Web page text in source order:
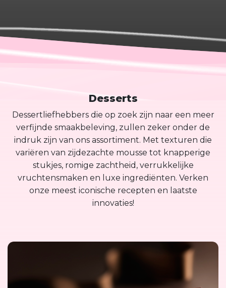
Desserts
Dessertliefhebbers die op zoek zijn naar een meer
verfijnde smaakbeleving, zullen zeker onder de
indruk zijn van ons assortiment. Met texturen die
variëren van zijdezachte mousse tot knapperige
stukjes, romige zachtheid, verrukkelijke
vruchtensmaken en luxe ingrediënten. Verken
onze meest iconische recepten en laatste
innovaties!